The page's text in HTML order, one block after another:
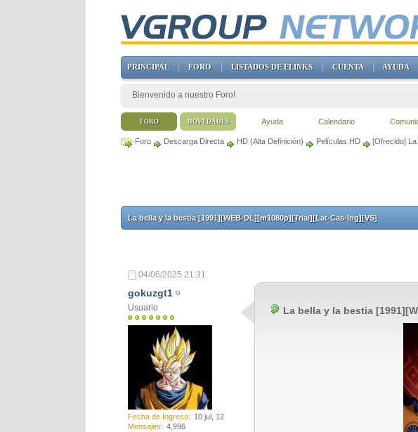
Foro Descarga Directa HD (Alta Definición) Películas HD [Ofrecido]
La bella y la bestia [1991][WEB-DL][m1080p][Trial][Lat-Cas-Ing][VS]
04/06/2025 21:31
gokuzgt1
Usuario
Fecha de Ingreso
10 jul, 12
Mensajes
4,996
La bella y la bestia
PRINCIPAL FORO LISTADOS DE ELINKS CUENTA AYUDA
Bienvenido a nuestro Foro!
FORO Ayuda Calendario
NOVEDADES